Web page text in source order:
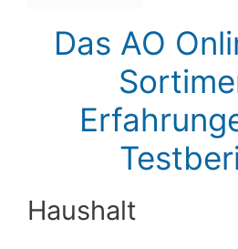
Das AO
Haushalt